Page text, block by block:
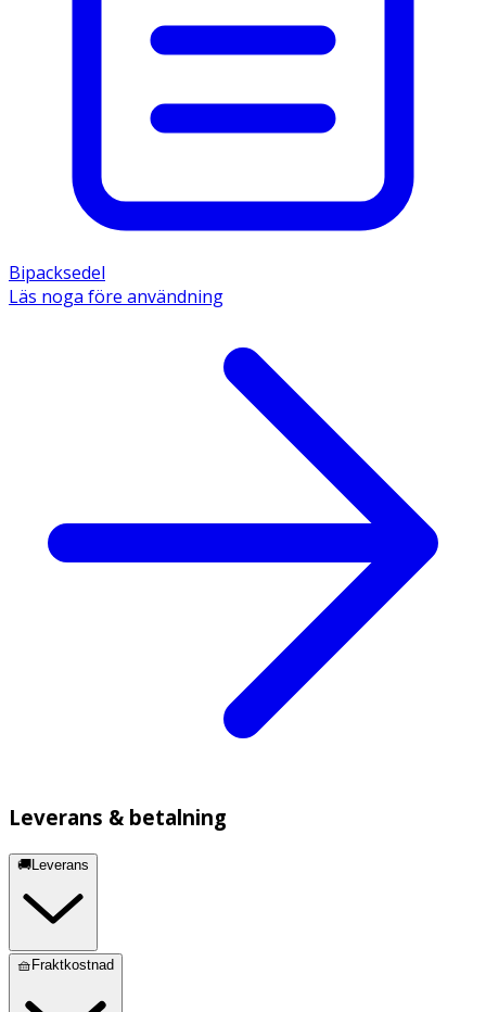
Bipacksedel
Läs noga före användning
Leverans & betalning
🚚Leverans
🧺Fraktkostnad